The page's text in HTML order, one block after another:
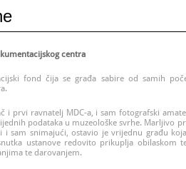
centra
fond čija se građa sabire od samih
i prvi ravnatelj MDC-a, i sam fotografski
podataka u muzeološke svrhe. Marljivo
i sam snimajući, ostavio je vrijednu građu
ustanove redovito prikuplja obilaskom
te darovanjem.